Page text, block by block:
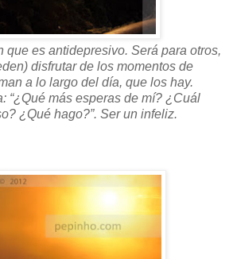
que es antidepresivo. Será para otros,
disfrutar de los momentos de
a lo largo del día, que los hay.
“¿Qué más esperas de mí? ¿Cuál
¿Qué hago?”. Ser un infeliz.